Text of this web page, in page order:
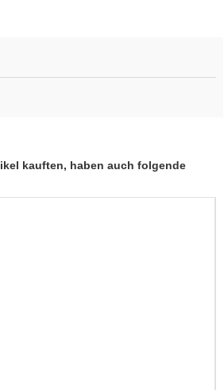
kauften, haben auch folgende